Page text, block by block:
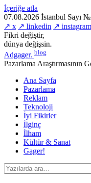
İçeriğe atla
07.08.2026 İstanbul Sayı
↗ x ↗ linkedin ↗ instagram
Fikri değiştir,
dünya değişsin.
Adgager. blog
Pazarlama Araştırmasının
Ana Sayfa
Pazarlama
Reklam
Teknoloji
İyi Fikirler
İlginç
İlham
Kültür & Sanat
Gager!